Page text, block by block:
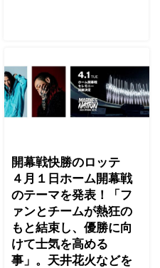
開幕戦快勝のロッテ
４月１日ホーム開幕戦
のテーマを発表！「フ
ァンとチームが熱狂の
もと結束し、優勝に向
けて士気を高める
事」。天井花火などを